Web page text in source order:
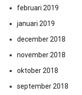
februari 2019
januari 2019
december 2018
november 2018
oktober 2018
september 2018